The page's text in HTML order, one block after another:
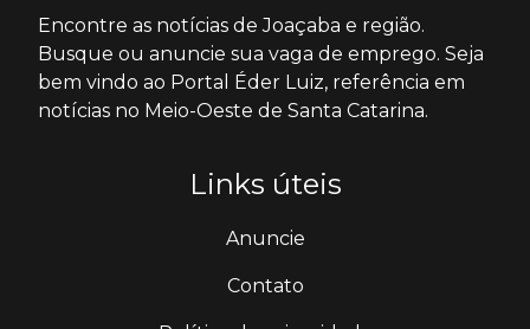
Encontre as notícias de Joaçaba e região.
Busque ou anuncie sua vaga de emprego. Seja
bem vindo ao Portal Éder Luiz, referência em
notícias no Meio-Oeste de Santa Catarina.
Links úteis
Anuncie
Contato